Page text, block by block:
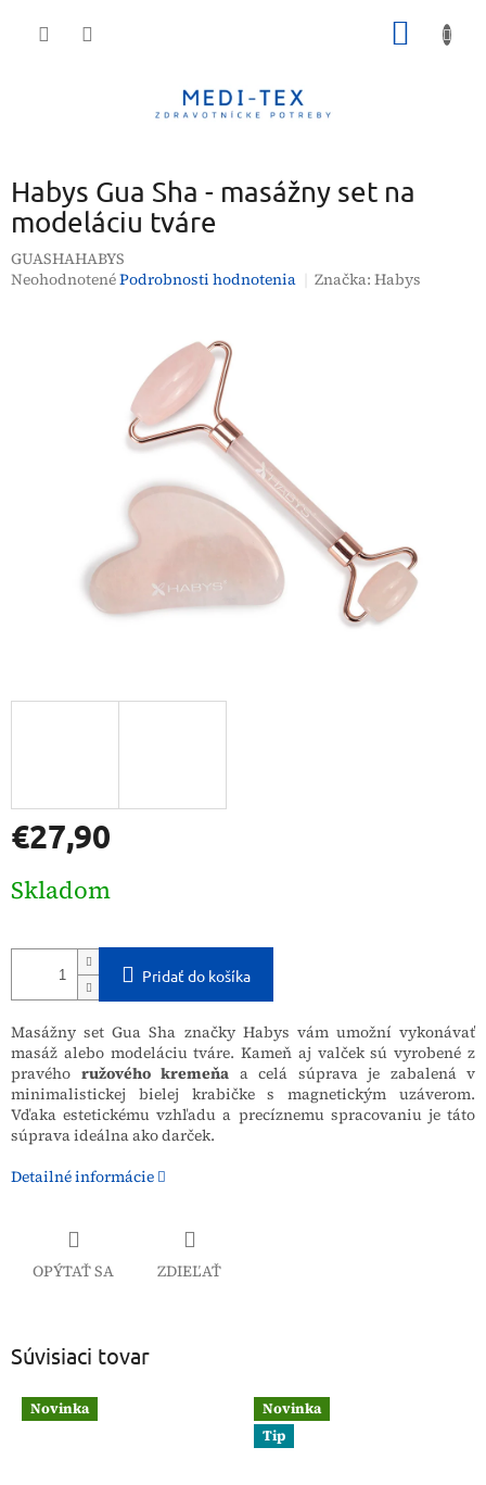
Habys Gua Sha - masážny set na
modeláciu tváre
GUASHAHABYS
Priemerné
NeohodnotenéPodrobnosti hodnotenia Značka:Habys
€27,90
cena:
Skladom
Pridať do košíka
Masážny set Gua Sha značky Habys vám umožní vykonávať
masáž alebo modeláciu tváre. Kameň aj valček sú vyrobené z
pravého ružového kremeňa a celá súprava je zabalená v
minimalistickej bielej krabičke s magnetickým uzáverom.
Vďaka estetickému vzhľadu a precíznemu spracovaniu je táto
súprava ideálna ako darček.
Detailné informácie
OPÝTAŤ SA ZDIEĽAŤ
Súvisiaci tovar
Novinka
Novinka
Tip